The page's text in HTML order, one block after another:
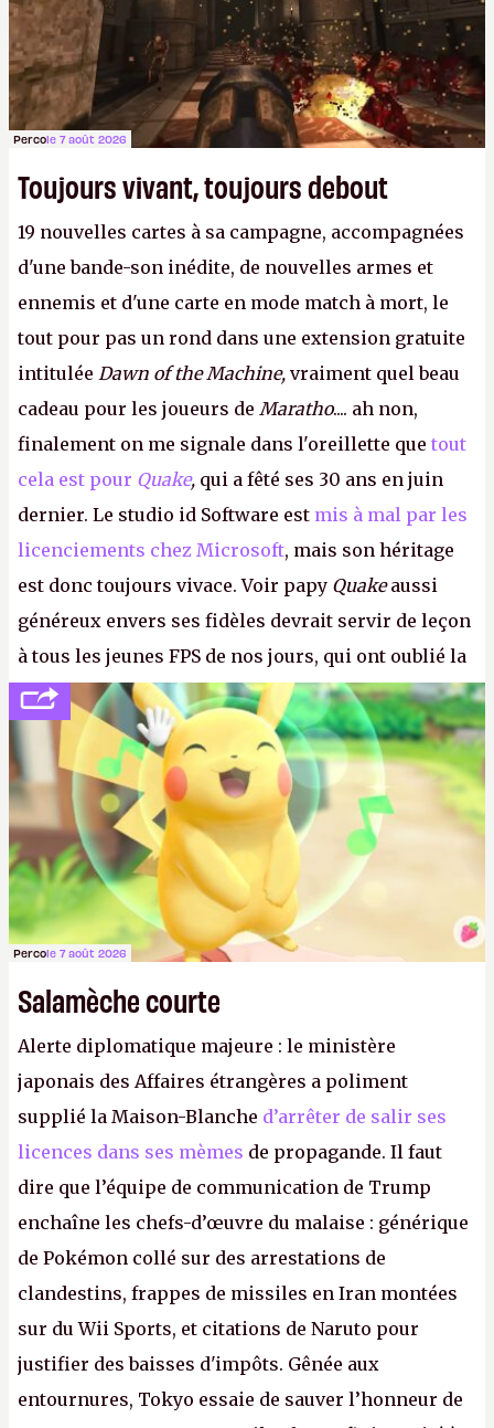
Percole 7 août 2026
Toujours vivant, toujours debout
19 nouvelles cartes à sa campagne, accompagnées
d'une bande-son inédite, de nouvelles armes et
ennemis et d'une carte en mode match à mort, le
tout pour pas un rond dans une extension gratuite
intitulée Dawn of the Machine, vraiment quel beau
cadeau pour les joueurs de Maratho.... ah non,
finalement on me signale dans l'oreillette que tout
cela est pour Quake, qui a fêté ses 30 ans en juin
dernier. Le studio id Software est mis à mal par les
licenciements chez Microsoft, mais son héritage
est donc toujours vivace. Voir papy Quakeaussi
généreux envers ses fidèles devrait servir de leçon
à tous les jeunes FPS de nos jours, qui ont oublié la
politesse et le respect envers leurs joueurs et les
anciens. Il leur faudrait une bonne guerre des
consoles à ces petits cons !
Percole 7 août 2026
Salamèche courte
Alerte diplomatique majeure : le ministère
japonais des Affaires étrangères a poliment
supplié la Maison-Blanche d’arrêter de salir ses
licences dans ses mèmes de propagande. Il faut
dire que l’équipe de communication de Trump
enchaîne les chefs-d’œuvre du malaise : générique
de Pokémon collé sur des arrestations de
clandestins, frappes de missiles en Iran montées
sur du Wii Sports, et citations de Naruto pour
justifier des baisses d'impôts. Gênée aux
entournures, Tokyo essaie de sauver l’honneur de